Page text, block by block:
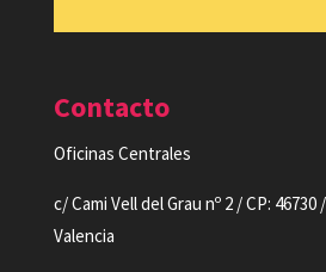
Contacto
Oficinas Centrales
c/ Cami Vell del Grau nº 2 / CP: 46730
Valencia